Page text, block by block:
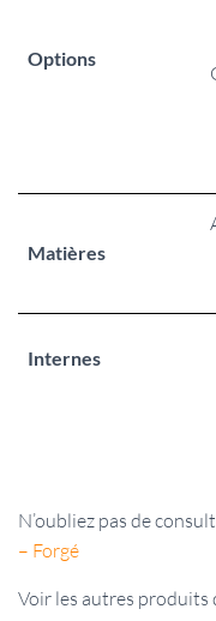
Options
Matières
Internes
N’oubliez pas de
– Forgé
Voir les autres produits